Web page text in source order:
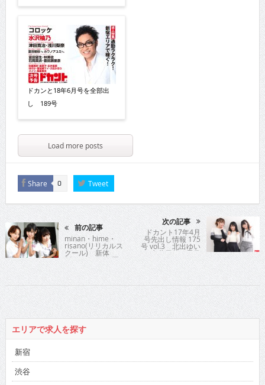
ドカンと18年6月号を全部出
し 189号
Load more posts
Share 0 Tweet
前の記事
minan・hime・
risano(リリカルス
クール) 新体
制“リリスク”が夏
曲リリース
次の記事
ドカント17年4月
号先出し情報 175
号 vol.3 北出ゆい
＆永井里菜＆星乃
まおり
エリアで求人を探す
新宿
渋谷